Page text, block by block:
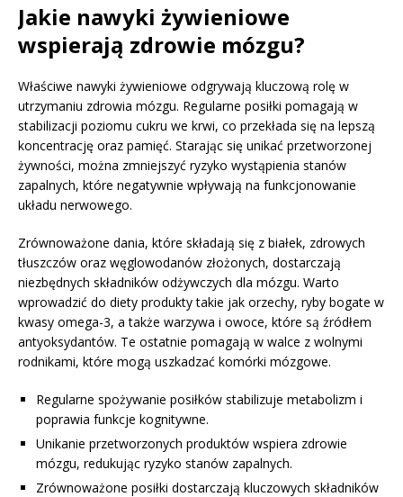
Jakie nawyki żywieniowe
wspierają zdrowie mózgu?
Właściwe nawyki żywieniowe odgrywają kluczową rolę w
utrzymaniu zdrowia mózgu. Regularne posiłki pomagają w
stabilizacji poziomu cukru we krwi, co przekłada się na lepszą
koncentrację oraz pamięć. Starając się unikać przetworzonej
żywności, można zmniejszyć ryzyko wystąpienia stanów
zapalnych, które negatywnie wpływają na funkcjonowanie
układu nerwowego.
Zrównoważone dania, które składają się z białek, zdrowych
tłuszczów oraz węglowodanów złożonych, dostarczają
niezbędnych składników odżywczych dla mózgu. Warto
wprowadzić do diety produkty takie jak orzechy, ryby bogate w
kwasy omega-3, a także warzywa i owoce, które są źródłem
antyoksydantów. Te ostatnie pomagają w walce z wolnymi
rodnikami, które mogą uszkadzać komórki mózgowe.
Regularne spożywanie posiłków stabilizuje metabolizm i
poprawia funkcje kognitywne.
Unikanie przetworzonych produktów wspiera zdrowie
mózgu, redukując ryzyko stanów zapalnych.
Zrównoważone posiłki dostarczają kluczowych składników